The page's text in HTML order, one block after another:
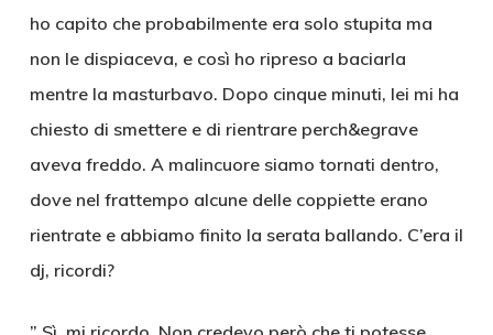
ho capito che probabilmente era solo stupita ma
non le dispiaceva, e così ho ripreso a baciarla
mentre la masturbavo. Dopo cinque minuti, lei mi ha
chiesto di smettere e di rientrare perch&egrave
aveva freddo. A malincuore siamo tornati dentro,
dove nel frattempo alcune delle coppiette erano
rientrate e abbiamo finito la serata ballando. C’era il
dj, ricordi?